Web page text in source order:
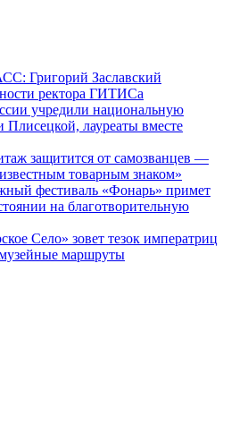
Григорий Заславский
ректора ГИТИСа
учредили национальную
лауреаты вместе
защитится от самозванцев —
товарным знаком»
фестиваль «Фонарь» примет
на благотворительную
Село» зовет тезок императриц
маршруты